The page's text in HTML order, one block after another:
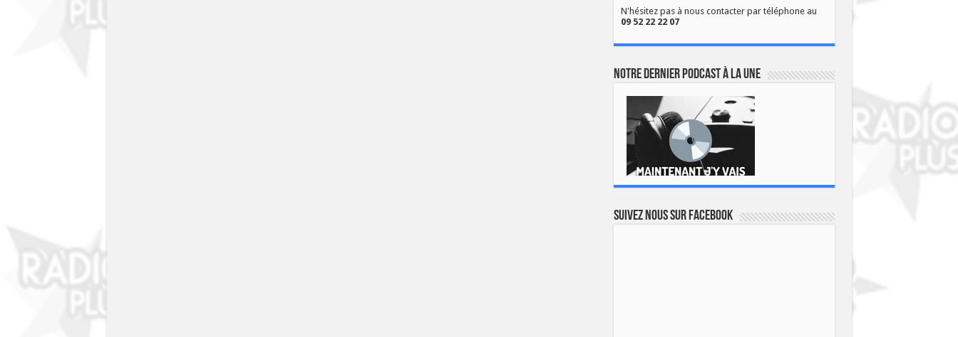
N'hésitez pas à nous contacter par téléphone au
09 52 22 22 07
Notre dernier podcast à la une
Suivez nous sur Facebook